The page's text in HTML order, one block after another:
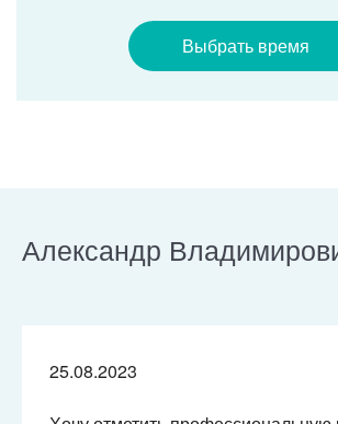
Выбрать время
Александр
25.08.2023